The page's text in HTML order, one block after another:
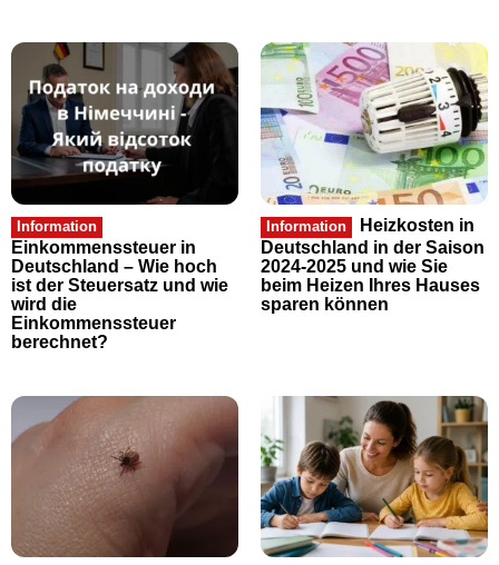
Information
Einkommenssteuer in
Deutschland – Wie hoch
ist der Steuersatz und wie
wird die
Einkommenssteuer
berechnet?
Information
Heizkosten in
Deutschland in der Saison
2024-2025 und wie Sie
beim Heizen Ihres Hauses
sparen können